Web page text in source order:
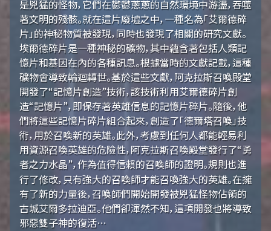
是兇猛的怪物，它們在鬱鬱蔥蔥的自然環境中游盪，吞噬
著文明的殘骸。就在這片廢墟之中，一種名為「艾爾德碎
片」的神秘物質被發現，同時也發現了相關的研究文獻。
埃爾德碎片是一種神秘的礦物，其中蘊含著包括人類記
憶片和基因在內的各種訊息。根據當時的文獻記載，這種
礦物會導致輪迴轉世。基於這些文獻，阿克拉斯召喚殿堂
開發了“記憶片創造”技術，該技術利用艾爾德碎片創
造“記憶片”，即保存著英雄信息的記憶片碎片。隨後，他
們將這些記憶片碎片組合起來，創造了「德爾塔召喚」技
術，用於召喚新的英雄。此外，考慮到任何人都能輕易利
用資源召喚英雄的危險性，阿克拉斯召喚殿堂發行了“勇
者之力水晶”，作為值得信賴的召喚師的證明。規則也進
行了修改，只有強大的召喚師才能召喚強大的英雄。在擁
有了新的力量後，召喚師們開始開發被兇猛怪物佔領的
古城艾爾多拉迪亞。他們卻渾然不知，這項開發也將導致
邪惡雙子神的復活…